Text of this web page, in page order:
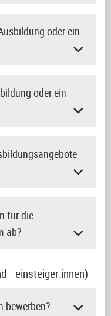
oder ein
oder ein
für die
ab?
–einsteiger:innen)
bewerben?